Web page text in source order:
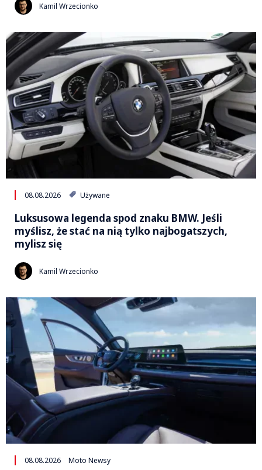
Kamil Wrzecionko
08.08.2026 Używane
Luksusowa legenda spod znaku BMW. Jeśli
myślisz, że stać na nią tylko najbogatszych,
mylisz się
Kamil Wrzecionko
08.08.2026 Moto Newsy